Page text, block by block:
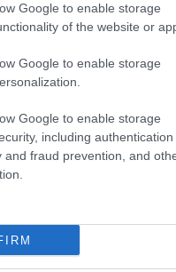
Google to enable storage
of the website or
Google to enable storage
Google to enable storage
including authentication
and fraud prevention, and
τόσο για
ανέσεις για
ισορροπία μεταξύ
προσιτή διαβίωση και